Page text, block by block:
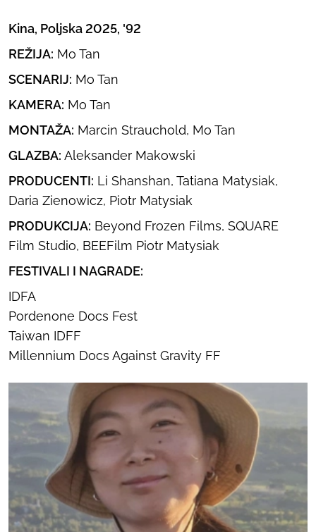
Kina, Poljska 2025, '92
REŽIJA: Mo Tan
SCENARIJ: Mo Tan
KAMERA: Mo Tan
MONTAŽA: Marcin Strauchold, Mo Tan
GLAZBA: Aleksander Makowski
PRODUCENTI: Li Shanshan, Tatiana Matysiak,
Daria Zienowicz, Piotr Matysiak
PRODUKCIJA: Beyond Frozen Films, SQUARE
Film Studio, BEEFilm Piotr Matysiak
FESTIVALI I NAGRADE:
IDFA
Pordenone Docs Fest
Taiwan IDFF
Millennium Docs Against Gravity FF